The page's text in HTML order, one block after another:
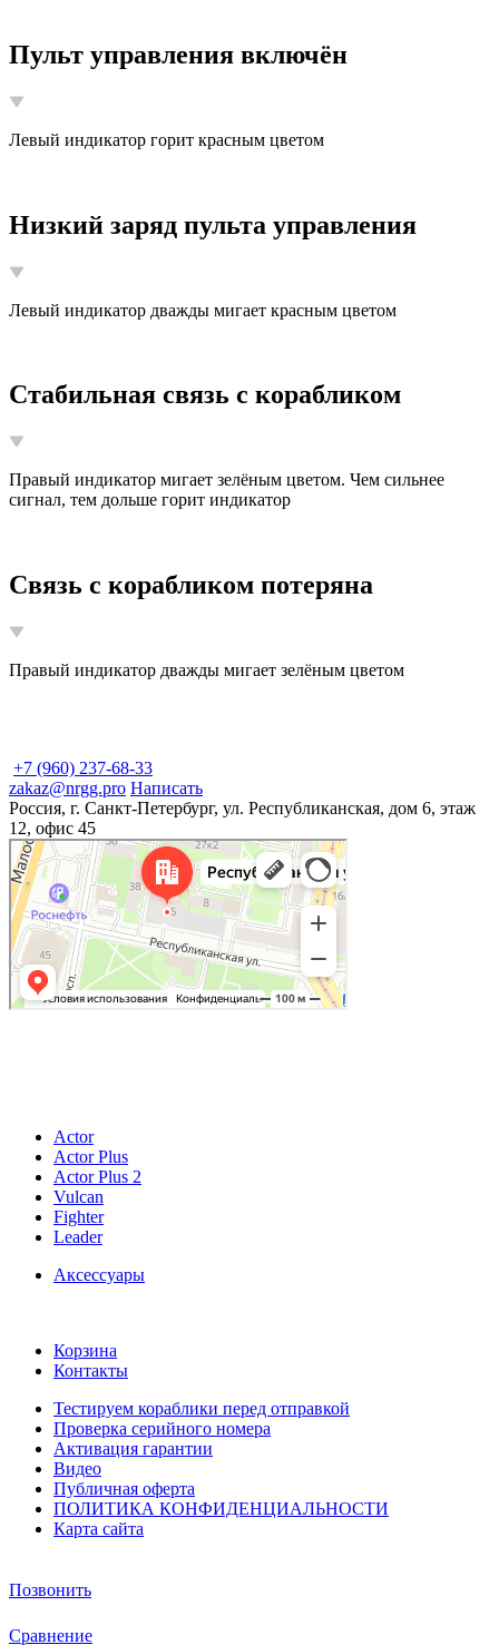
Пульт управления включён
Левый индикатор горит красным цветом
Низкий заряд пульта управления
Левый индикатор дважды мигает красным цветом
Стабильная связь с корабликом
Правый индикатор мигает зелёным цветом. Чем сильнее
сигнал, тем дольше горит индикатор
Связь с корабликом потеряна
Правый индикатор дважды мигает зелёным цветом
+7 (960) 237-68-33
zakaz@nrgg.pro Написать
Россия, г. Санкт-Петербург, ул. Республиканская, дом 6, этаж
12, офис 45
Actor
Actor Plus
Actor Plus 2
Vulcan
Fighter
Leader
Аксессуары
Корзина
Контакты
Тестируем кораблики перед отправкой
Проверка серийного номера
Активация гарантии
Видео
Публичная оферта
ПОЛИТИКА КОНФИДЕНЦИАЛЬНОСТИ
Карта сайта
Позвонить
Сравнение